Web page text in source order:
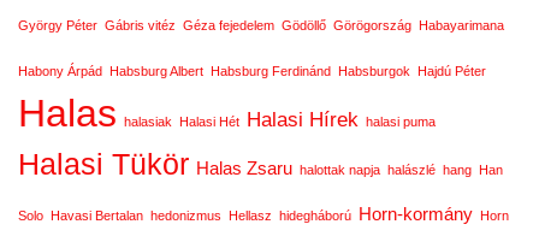
György Péter Gábris vitéz Géza fejedelem Gödöllő Görögország Habayarimana
Habony Árpád Habsburg Albert Habsburg Ferdinánd Habsburgok Hajdú Péter
Halas halasiak Halasi Hét Halasi Hírek halasi puma
Halasi Tükör Halas Zsaru halottak napja halászlé hang Han
Solo Havasi Bertalan hedonizmus Hellasz hidegháború Horn-kormány Horn